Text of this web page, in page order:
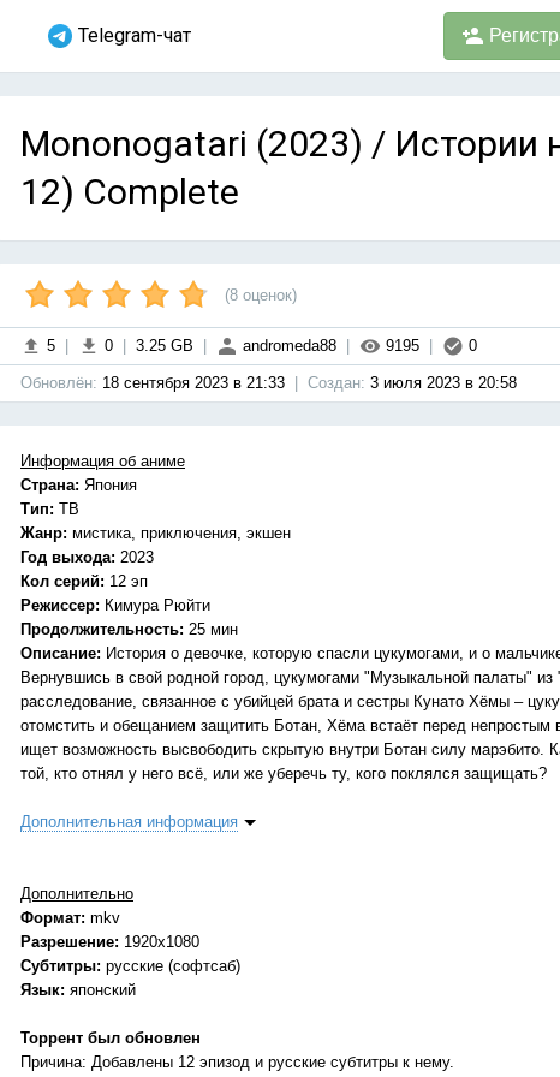
Telegram-чат
Mononogatari (2023) / Истории
12) Complete
(8 оценок)
5 0 3.25 GB andromeda88 9195 0
Обновлён: 18 сентября 2023 в 21:33 Cоздан: 3 июля 2023 в 20:58
Информация об аниме
Страна: Япония
Тип: ТВ
Жанр: мистика, приключения, экшен
Год выхода: 2023
Кол серий: 12 эп
Режиссер: Кимура Рюйти
Продолжительность: 25 мин
Описание: История о девочке, которую спасли цукумогами, и о
Вернувшись в свой родной город, цукумогами "Музыкальной палаты"
расследование, связанное с убийцей брата и сестры Кунато Хёмы –
отомстить и обещанием защитить Ботан, Хёма встаёт перед
ищет возможность высвободить скрытую внутри Ботан силу марэбито.
той, кто отнял у него всё, или же уберечь ту, кого поклялся защищать?
Дополнительная информация
Дополнительно
Формат: mkv
Разрешение: 1920x1080
Субтитры: русские (софтсаб)
Язык: японский
Торрент был обновлен
Причина: Добавлены 12 эпизод и русские субтитры к нему.